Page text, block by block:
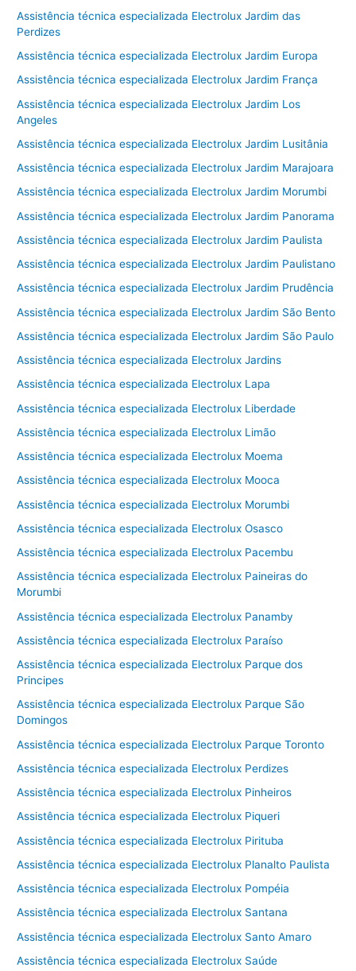
Assistência técnica especializada Electrolux Jardim das
Perdizes
Assistência técnica especializada Electrolux Jardim Europa
Assistência técnica especializada Electrolux Jardim França
Assistência técnica especializada Electrolux Jardim Los
Angeles
Assistência técnica especializada Electrolux Jardim Lusitânia
Assistência técnica especializada Electrolux Jardim Marajoara
Assistência técnica especializada Electrolux Jardim Morumbi
Assistência técnica especializada Electrolux Jardim Panorama
Assistência técnica especializada Electrolux Jardim Paulista
Assistência técnica especializada Electrolux Jardim Paulistano
Assistência técnica especializada Electrolux Jardim Prudência
Assistência técnica especializada Electrolux Jardim São Bento
Assistência técnica especializada Electrolux Jardim São Paulo
Assistência técnica especializada Electrolux Jardins
Assistência técnica especializada Electrolux Lapa
Assistência técnica especializada Electrolux Liberdade
Assistência técnica especializada Electrolux Limão
Assistência técnica especializada Electrolux Moema
Assistência técnica especializada Electrolux Mooca
Assistência técnica especializada Electrolux Morumbi
Assistência técnica especializada Electrolux Osasco
Assistência técnica especializada Electrolux Pacembu
Assistência técnica especializada Electrolux Paineiras do
Morumbi
Assistência técnica especializada Electrolux Panamby
Assistência técnica especializada Electrolux Paraíso
Assistência técnica especializada Electrolux Parque dos
Principes
Assistência técnica especializada Electrolux Parque São
Domingos
Assistência técnica especializada Electrolux Parque Toronto
Assistência técnica especializada Electrolux Perdizes
Assistência técnica especializada Electrolux Pinheiros
Assistência técnica especializada Electrolux Piqueri
Assistência técnica especializada Electrolux Pirituba
Assistência técnica especializada Electrolux Planalto Paulista
Assistência técnica especializada Electrolux Pompéia
Assistência técnica especializada Electrolux Santana
Assistência técnica especializada Electrolux Santo Amaro
Assistência técnica especializada Electrolux Saúde